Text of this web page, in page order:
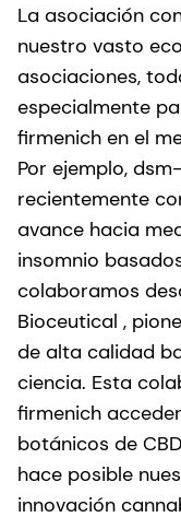
La asociación
nuestro vasto
asociaciones,
especialmente
firmenich en el
Por ejemplo,
recientemente
avance hacia
insomnio
colaboramos
Bioceutical ,
de alta calidad
ciencia. Esta
firmenich
botánicos de
hace posible
innovación